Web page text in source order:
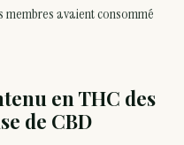
membres avaient consommé
en THC des
de CBD